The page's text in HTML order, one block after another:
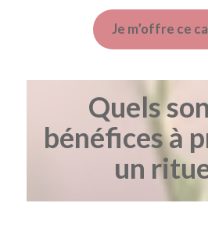
Je m’offre ce
Quels
bénéfices à
un